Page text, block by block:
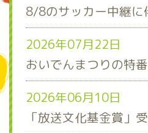
2026年07月22日
2026年06月10日
「放送文化基金賞」